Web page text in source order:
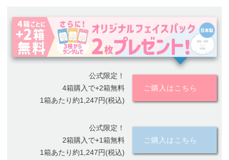
公式限定！
4箱購入で+2箱無料
1箱あたり約1,247円(税込)
ご購入はこちら
公式限定！
2箱購入で+1箱無料
1箱あたり約1,247円(税込)
ご購入はこちら